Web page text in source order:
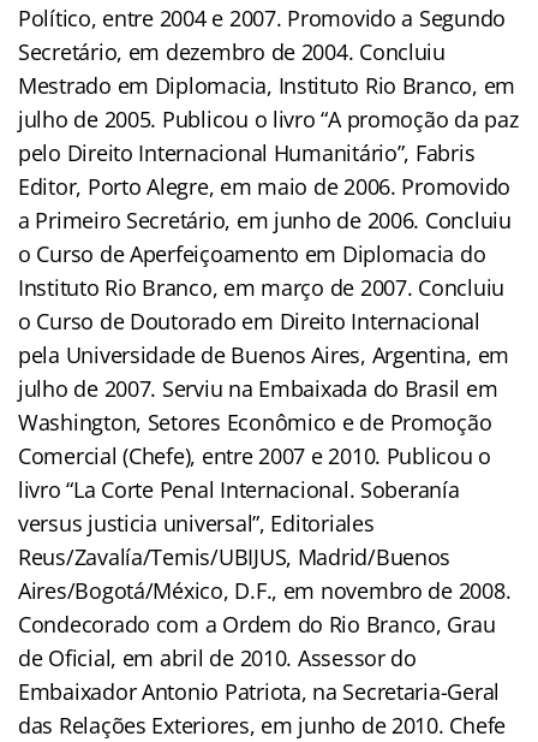
Político, entre 2004 e 2007. Promovido a Segundo
Secretário, em dezembro de 2004. Concluiu
Mestrado em Diplomacia, Instituto Rio Branco, em
julho de 2005. Publicou o livro “A promoção da paz
pelo Direito Internacional Humanitário”, Fabris
Editor, Porto Alegre, em maio de 2006. Promovido
a Primeiro Secretário, em junho de 2006. Concluiu
o Curso de Aperfeiçoamento em Diplomacia do
Instituto Rio Branco, em março de 2007. Concluiu
o Curso de Doutorado em Direito Internacional
pela Universidade de Buenos Aires, Argentina, em
julho de 2007. Serviu na Embaixada do Brasil em
Washington, Setores Econômico e de Promoção
Comercial (Chefe), entre 2007 e 2010. Publicou o
livro “La Corte Penal Internacional. Soberanía
versus justicia universal”, Editoriales
Reus/Zavalía/Temis/UBIJUS, Madrid/Buenos
Aires/Bogotá/México, D.F., em novembro de 2008.
Condecorado com a Ordem do Rio Branco, Grau
de Oficial, em abril de 2010. Assessor do
Embaixador Antonio Patriota, na Secretaria-Geral
das Relações Exteriores, em junho de 2010. Chefe